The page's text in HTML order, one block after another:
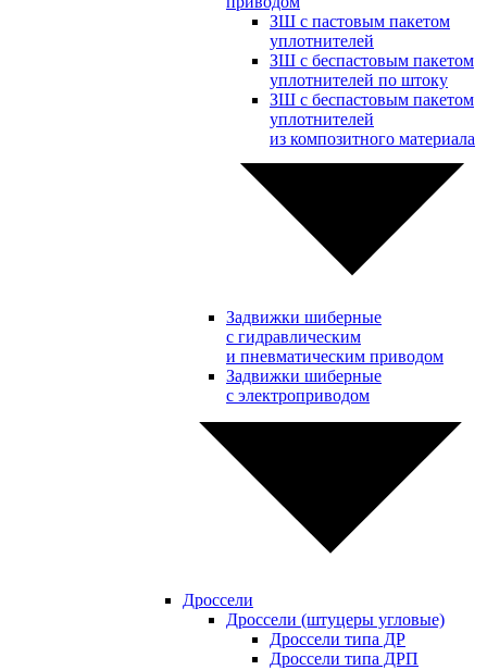
ЗШ с пастовым пакетом
уплотнителей
ЗШ с беспастовым пакетом
уплотнителей по штоку
ЗШ с беспастовым пакетом
уплотнителей
из композитного материала
Задвижки шиберные
с гидравлическим
и пневматическим приводом
Задвижки шиберные
с электроприводом
Дроссели
Дроссели (штуцеры угловые)
Дроссели типа ДР
Дроссели типа ДРП